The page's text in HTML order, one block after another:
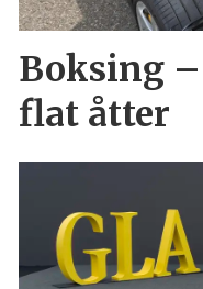
Boksing
flat åtter